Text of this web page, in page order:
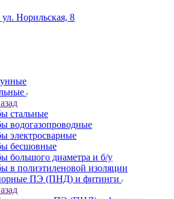
Норильская, 8
стальные
водогазопроводные
электросварные
бесшовные
большого диаметра и б/у
в полиэтиленовой изоляции
ПЭ (ПНД) и фитинги